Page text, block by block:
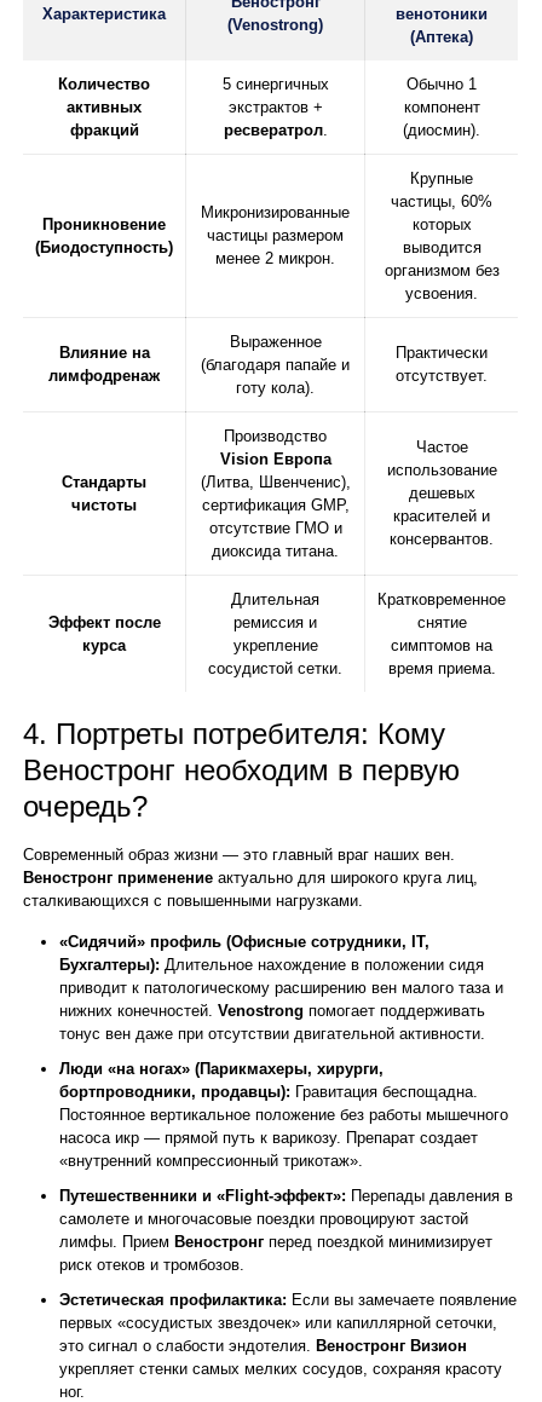
Характеристика
(Venostrong)
венотоники
(Аптека)
Количество
активных
фракций
5 синергичных
экстрактов +
ресвератрол.
Обычно 1
компонент
(диосмин).
Проникновение
(Биодоступность)
Микронизированные
частицы размером
менее 2 микрон.
Крупные
частицы, 60%
которых
выводится
организмом без
усвоения.
Влияние на
лимфодренаж
Выраженное
(благодаря папайе и
готу кола).
Практически
отсутствует.
Стандарты
чистоты
Производство
Vision Европа
(Литва, Швенченис),
сертификация GMP,
отсутствие ГМО и
диоксида титана.
Частое
использование
дешевых
красителей и
консервантов.
Эффект после
курса
Длительная
ремиссия и
укрепление
сосудистой сетки.
Кратковременное
снятие
симптомов на
время приема.
4. Портреты потребителя: Кому
Веностронг необходим в первую
очередь?
Современный образ жизни — это главный враг наших вен.
Веностронг применение актуально для широкого круга лиц,
сталкивающихся с повышенными нагрузками.
«Сидячий» профиль (Офисные сотрудники, IT,
Бухгалтеры): Длительное нахождение в положении сидя
приводит к патологическому расширению вен малого таза и
нижних конечностей.Venostrong помогает поддерживать
тонус вен даже при отсутствии двигательной активности.
Люди «на ногах» (Парикмахеры, хирурги,
бортпроводники, продавцы): Гравитация беспощадна.
Постоянное вертикальное положение без работы мышечного
насоса икр — прямой путь к варикозу. Препарат создает
«внутренний компрессионный трикотаж».
Путешественники и «Flight-эффект»: Перепады давления в
самолете и многочасовые поездки провоцируют застой
лимфы. Прием Веностронг перед поездкой минимизирует
риск отеков и тромбозов.
Эстетическая профилактика: Если вы замечаете появление
первых «сосудистых звездочек» или капиллярной сеточки,
это сигнал о слабости эндотелия. Веностронг Визион
укрепляет стенки самых мелких сосудов, сохраняя красоту
ног.